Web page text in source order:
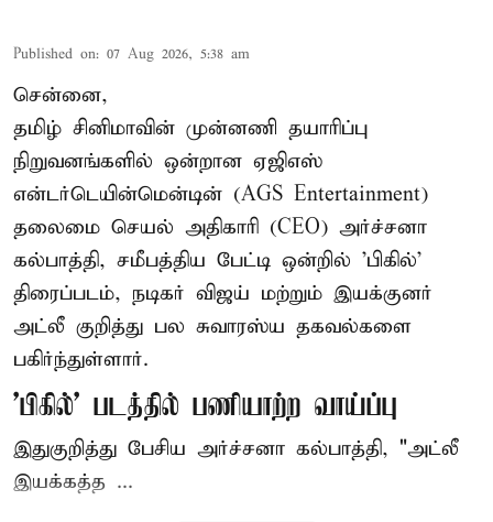
Published on: 07 Aug 2026, 5:38 am
சென்னை,
தமிழ் சினிமாவின் முன்னணி தயாரிப்பு
நிறுவனங்களில் ஒன்றான ஏஜிஎஸ்
என்டர்டெயின்மென்டின் (AGS Entertainment)
தலைமை செயல் அதிகாரி (CEO) அர்ச்சனா
கல்பாத்தி, சமீபத்திய பேட்டி ஒன்றில் 'பிகில்'
திரைப்படம், நடிகர் விஜய் மற்றும் இயக்குனர்
அட்லீ குறித்து பல சுவாரஸ்ய தகவல்களை
பகிர்ந்துள்ளார்.
'பிகில்' படத்தில் பணியாற்ற வாய்ப்பு
இதுகுறித்து பேசிய அர்ச்சனா கல்பாத்தி, "அட்லீ
இயக்கத்த ...